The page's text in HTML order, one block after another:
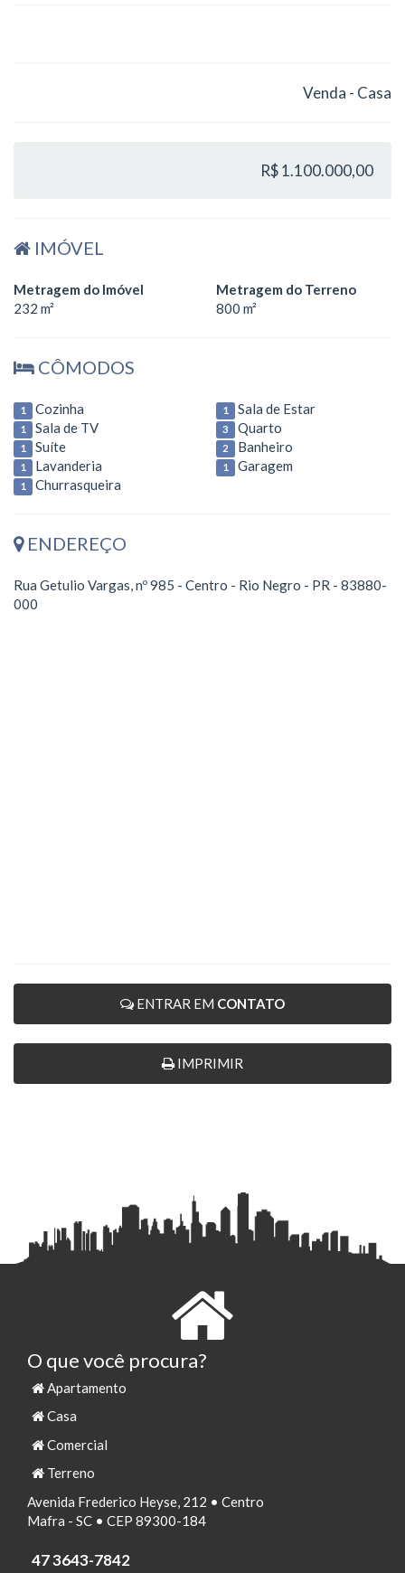
Venda - Casa
R$ 1.100.000,00
IMÓVEL
Metragem do Imóvel
232 m²
Metragem do Terreno
800 m²
CÔMODOS
1 Cozinha 1 Sala de Estar
1 Sala de TV 3 Quarto
1 Suíte 2 Banheiro
1 Lavanderia 1 Garagem
1 Churrasqueira
ENDEREÇO
Rua Getulio Vargas, nº 985 - Centro - Rio Negro - PR - 83880-
000
ENTRAR EM CONTATO
IMPRIMIR
O que você procura?
Apartamento
Casa
Comercial
Terreno
Avenida Frederico Heyse, 212 • Centro
Mafra - SC • CEP 89300-184
47 3643-7842